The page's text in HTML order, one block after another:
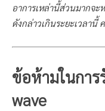
อาการเหล่านี้ส่วนมากจ
ดังกล่าวเกินระยะเวลา
ข้อห้ามในกา
wave